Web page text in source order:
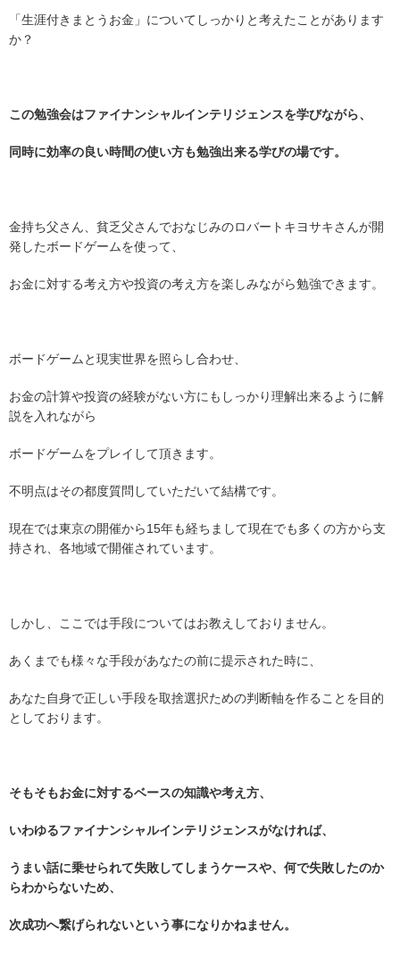
「生涯付きまとうお金」についてしっかりと考えたことがあります
か？
この勉強会はファイナンシャルインテリジェンスを学びながら、
同時に効率の良い時間の使い方も勉強出来る学びの場です。
金持ち父さん、貧乏父さんでおなじみのロバートキヨサキさんが開
発したボードゲームを使って、
お金に対する考え方や投資の考え方を楽しみながら勉強できます。
ボードゲームと現実世界を照らし合わせ、
お金の計算や投資の経験がない方にもしっかり理解出来るように解
説を入れながら
ボードゲームをプレイして頂きます。
不明点はその都度質問していただいて結構です。
現在では東京の開催から15年も経ちまして現在でも多くの方から支
持され、各地域で開催されています。
しかし、ここでは手段についてはお教えしておりません。
あくまでも様々な手段があなたの前に提示された時に、
あなた自身で正しい手段を取捨選択ための判断軸を作ることを目的
としております。
そもそもお金に対するベースの知識や考え方、
いわゆるファイナンシャルインテリジェンスがなければ、
うまい話に乗せられて失敗してしまうケースや、何で失敗したのか
らわからないため、
次成功へ繋げられないという事になりかねません。